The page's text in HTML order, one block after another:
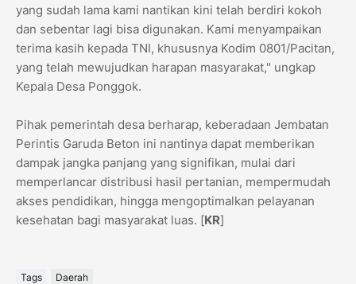
yang sudah lama kami nantikan kini telah berdiri kokoh
dan sebentar lagi bisa digunakan. Kami menyampaikan
terima kasih kepada TNI, khususnya Kodim 0801/Pacitan,
yang telah mewujudkan harapan masyarakat," ungkap
Kepala Desa Ponggok.
​Pihak pemerintah desa berharap, keberadaan Jembatan
Perintis Garuda Beton ini nantinya dapat memberikan
dampak jangka panjang yang signifikan, mulai dari
memperlancar distribusi hasil pertanian, mempermudah
akses pendidikan, hingga mengoptimalkan pelayanan
kesehatan bagi masyarakat luas. [KR]
Tags Daerah